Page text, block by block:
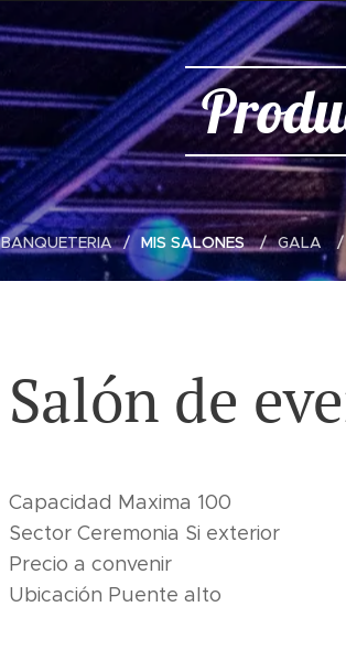
BANQUETERIA MIS SALONES GALA
Salón de
Capacidad Maxima 100
Sector Ceremonia Si exterior
Precio a convenir
Ubicación Puente alto